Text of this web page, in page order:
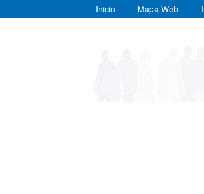
Inicio Mapa Web